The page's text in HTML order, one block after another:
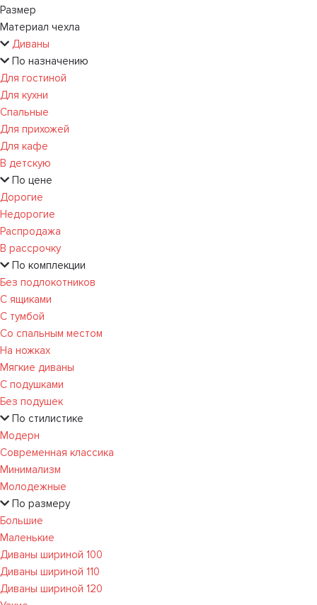
Размер
Материал чехла
Диваны
По назначению
Для гостиной
Для кухни
Спальные
Для прихожей
Для кафе
В детскую
По цене
Дорогие
Недорогие
Распродажа
В рассрочку
По комплекции
Без подлокотников
С ящиками
С тумбой
Со спальным местом
На ножках
Мягкие диваны
С подушками
Без подушек
По стилистике
Модерн
Современная классика
Минимализм
Молодежные
По размеру
Большие
Маленькие
Диваны шириной 100
Диваны шириной 110
Диваны шириной 120